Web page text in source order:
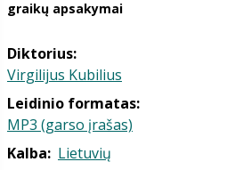
graikų apsakymai
Diktorius:
Virgilijus Kubilius
Leidinio formatas:
MP3 (garso įrašas)
Kalba: Lietuvių